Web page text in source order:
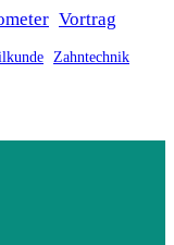
Vortrag
Zahntechnik